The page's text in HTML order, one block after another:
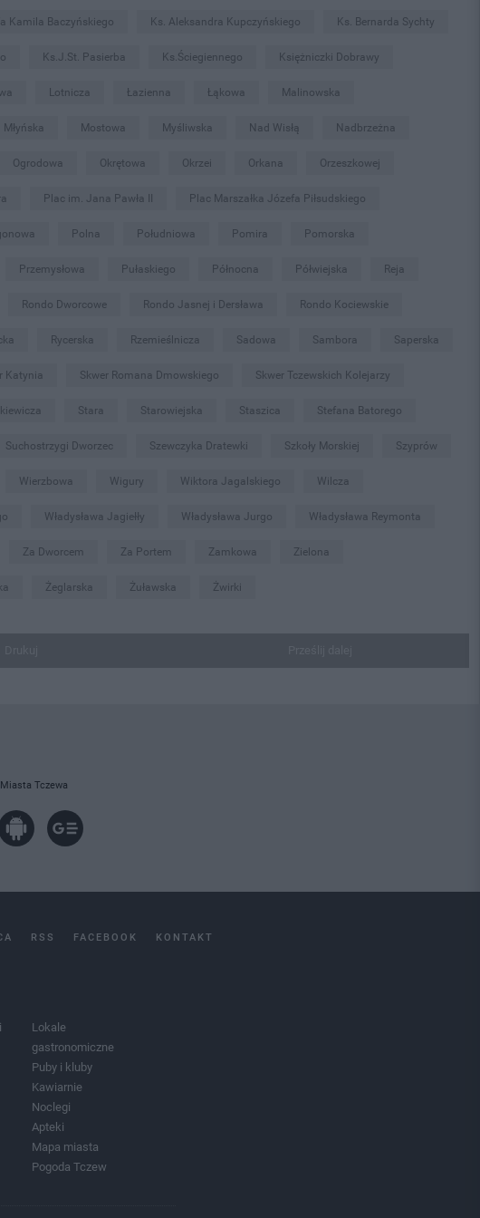
Kamila Baczyńskiego Ks. Aleksandra Kupczyńskiego Ks. Bernarda Sychty
Ks.J.St. Pasierba Ks.Ściegiennego Księżniczki Dobrawy
Lotnicza Łazienna Łąkowa Malinowska
Młyńska Mostowa Myśliwska Nad Wisłą Nadbrzeżna
Ogrodowa Okrętowa Okrzei Orkana Orzeszkowej
Plac im. Jana Pawła II Plac Marszałka Józefa Piłsudskiego
Polna Południowa Pomira Pomorska
Przemysłowa Pułaskiego Północna Półwiejska Reja
Rondo Dworcowe Rondo Jasnej i Dersława Rondo Kociewskie
Rycerska Rzemieślnicza Sadowa Sambora Saperska
Katynia Skwer Romana Dmowskiego Skwer Tczewskich Kolejarzy
Stara Starowiejska Staszica Stefana Batorego
Suchostrzygi Dworzec Szewczyka Dratewki Szkoły Morskiej Szyprów
Wierzbowa Wigury Wiktora Jagalskiego Wilcza
Władysława Jagiełły Władysława Jurgo Władysława Reymonta
Za Dworcem Za Portem Zamkowa Zielona
Żeglarska Żuławska Żwirki
Tczewa
RSS FACEBOOK KONTAKT
Lokale
gastronomiczne
Puby i kluby
Kawiarnie
Noclegi
Apteki
Mapa miasta
Pogoda Tczew